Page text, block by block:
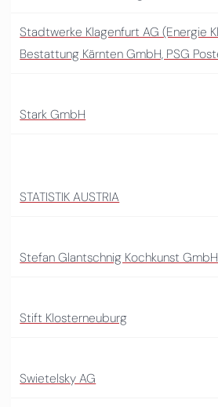
Stadtwerke Klagenfurt AG (Energie
Bestattung Kärnten GmbH, PSG
Stark GmbH
STATISTIK AUSTRIA
Stefan Glantschnig Kochkunst
Stift Klosterneuburg
Swietelsky AG